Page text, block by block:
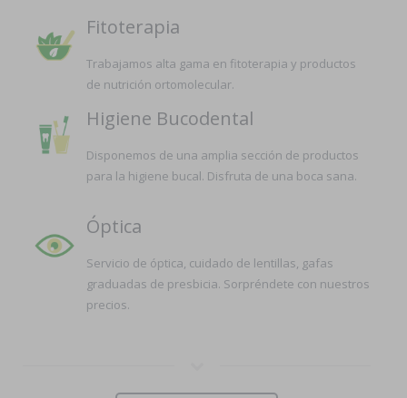
Fitoterapia
Trabajamos alta gama en fitoterapia y productos
de nutrición ortomolecular.
Higiene Bucodental
Disponemos de una amplia sección de productos
para la higiene bucal. Disfruta de una boca sana.
Óptica
Servicio de óptica, cuidado de lentillas, gafas
graduadas de presbicia. Sorpréndete con nuestros
precios.